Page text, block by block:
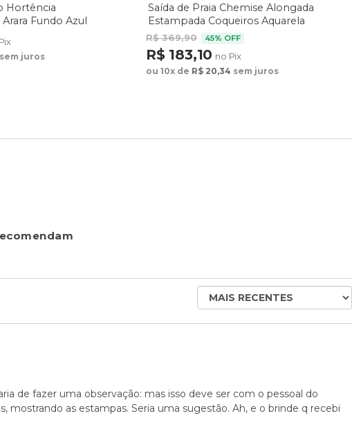
Hortência
Fundo Azul
sem juros
Saída de Praia Chemise Alongada
Estampada Coqueiros Aquarela
R$ 369,90 45% OFF
R$ 183,10 no Pix
ou 10x de R$ 20,34 sem juros
ORDENAR
AVALIAÇÕES
de fazer uma observação: mas isso deve ser com o pessoal do
as estampas. Seria uma sugestão. Ah, e o brinde q recebi